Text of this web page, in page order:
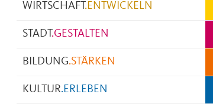
WIRTSCHAFT.ENTWICKELN
STADT.GESTALTEN
BILDUNG.STÄRKEN
KULTUR.ERLEBEN